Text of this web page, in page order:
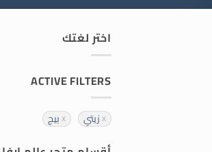
اختر لغتك
ACTIVE FILTERS
زيتي بيج